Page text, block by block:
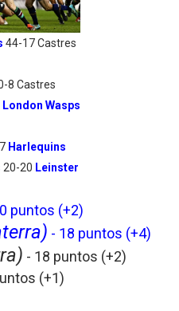
44-17 Castres
8 Castres
London Wasps
Harlequins
20-20 Leinster
puntos (+2)
- 18 puntos (+4)
- 18 puntos (+2)
(+1)